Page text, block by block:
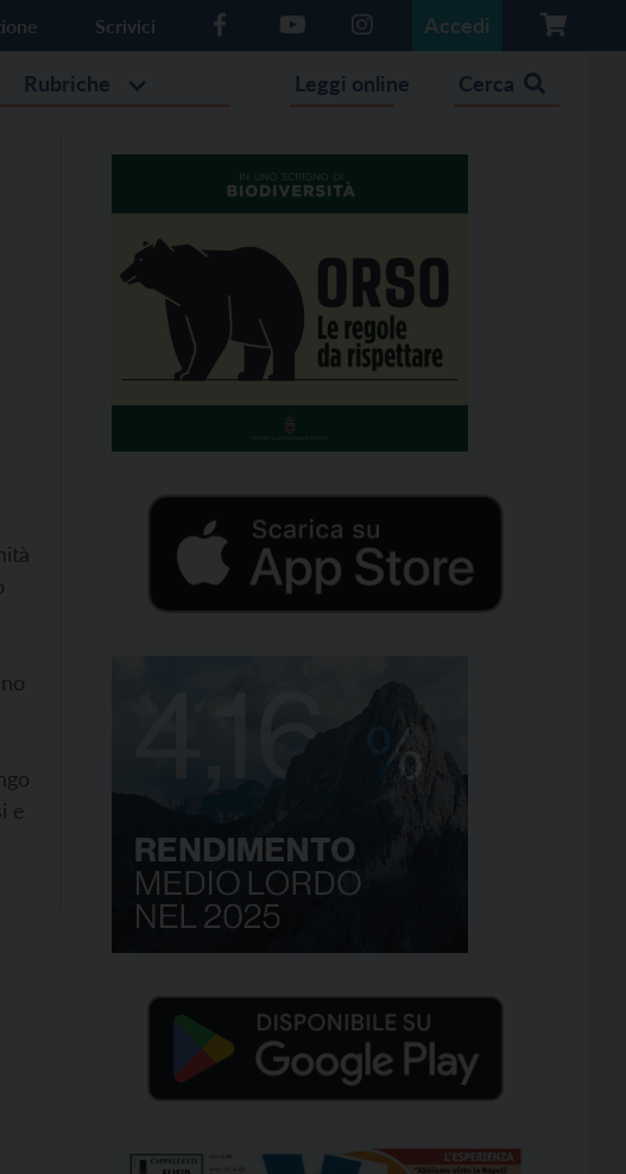
Scrivici Accedi
Rubriche Leggi online Cerca
e